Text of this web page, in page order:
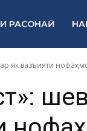
РАСОНАӢ
як вазъияти